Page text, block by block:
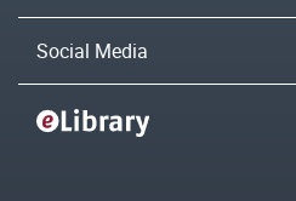
Social Media